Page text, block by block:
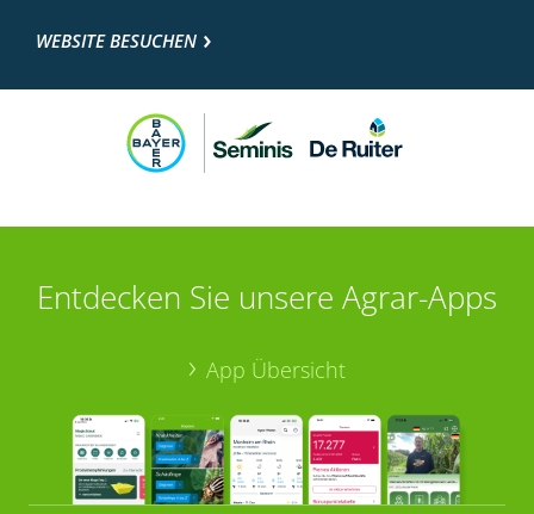
WEBSITE BESUCHEN
Entdecken Sie unsere Agrar-Apps
App Übersicht